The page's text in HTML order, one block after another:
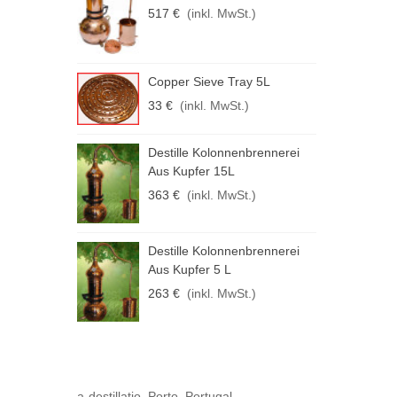
517 € (inkl. MwSt.)
Copper Sieve Tray 5L
33 € (inkl. MwSt.)
Destille Kolonnenbrennerei
Aus Kupfer 15L
363 € (inkl. MwSt.)
Destille Kolonnenbrennerei
Aus Kupfer 5 L
263 € (inkl. MwSt.)